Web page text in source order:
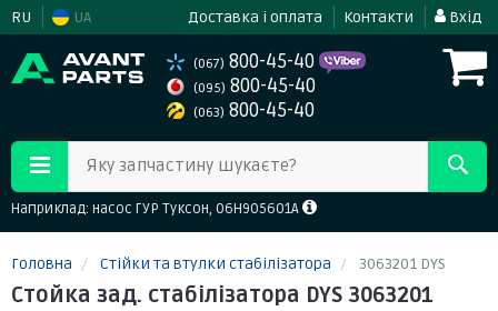
RU UA Доставка і оплата Контакти Вхід
(067) 800-45-40
(095) 800-45-40
(063) 800-45-40
Яку запчастину шукаєте?
Наприклад: насос ГУР Туксон, 06H905601A
Головна Стійки та втулки стабілізатора 3063201 DYS
Стойка зад. стабілізатора DYS 3063201